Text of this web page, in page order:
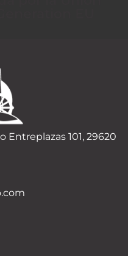
Entreplazas 101, 29620